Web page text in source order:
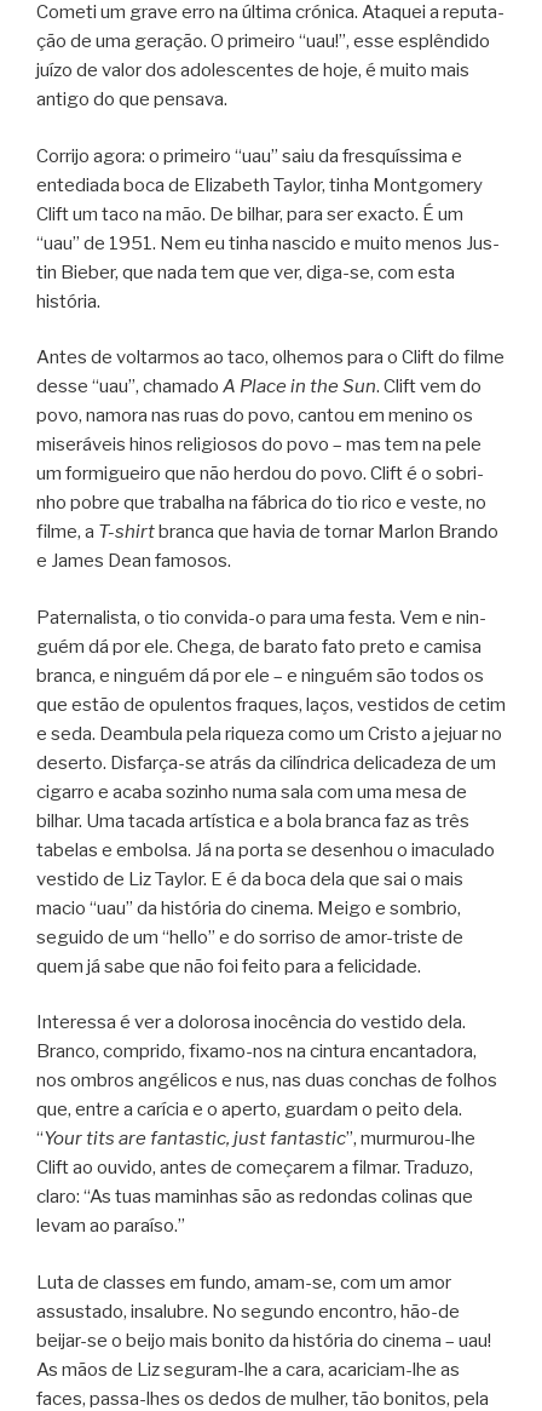
Cometi um grave erro na última cró­nica. Ata­quei a repu­ta­
ção de uma gera­ção. O pri­meiro “uau!”, esse esplên­dido
juízo de valor dos ado­les­cen­tes de hoje, é muito mais
antigo do que pen­sava.
Cor­rijo agora: o pri­meiro “uau” saiu da fresquís­sima e
ente­di­ada boca de Eli­za­beth Tay­lor, tinha Mont­go­mery
Clift um taco na mão. De bilhar, para ser exacto. É um
“uau” de 1951. Nem eu tinha nas­cido e muito menos Jus­
tin Bie­ber, que nada tem que ver, diga-se, com esta
história.
Antes de vol­tar­mos ao taco, olhe­mos para o Clift do filme
desse “uau”, cha­mado A Place in the Sun. Clift vem do
povo, namora nas ruas do povo, can­tou em menino os
mise­rá­veis hinos reli­gi­o­sos do povo – mas tem na pele
um for­mi­gueiro que não her­dou do povo. Clift é o sobri­
nho pobre que tra­ba­lha na fábrica do tio rico e veste, no
filme, a T-shirtbranca que havia de tor­nar Mar­lon Brando
e James Dean famosos.
Pater­na­lista, o tio convida-o para uma festa. Vem e nin­
guém dá por ele. Chega, de barato fato preto e camisa
branca, e nin­guém dá por ele – e nin­guém são todos os
que estão de opu­len­tos fra­ques, laços, ves­ti­dos de cetim
e seda. Deam­bula pela riqueza como um Cristo a jejuar no
deserto. Disfarça-se atrás da cilín­drica deli­ca­deza de um
cigarro e acaba sozi­nho numa sala com uma mesa de
bilhar. Uma tacada artís­tica e a bola branca faz as três
tabe­las e embolsa. Já na porta se dese­nhou o ima­cu­lado
ves­tido de Liz Tay­lor. E é da boca dela que sai o mais
macio “uau” da his­tó­ria do cinema. Meigo e som­brio,
seguido de um “hello” e do sor­riso de amor-triste de
quem já sabe que não foi feito para a felicidade.
Inte­ressa é ver a dolo­rosa ino­cên­cia do ves­tido dela.
Branco, com­prido, fixamo-nos na cin­tura encan­ta­dora,
nos ombros angé­li­cos e nus, nas duas con­chas de folhos
que, entre a carí­cia e o aperto, guar­dam o peito dela.
“Your tits are fan­tas­tic, just fan­tas­tic”, murmurou-lhe
Clift ao ouvido, antes de come­ça­rem a fil­mar. Tra­duzo,
claro: “As tuas mami­nhas são as redon­das coli­nas que
levam ao paraíso.”
Luta de clas­ses em fundo, amam-se, com um amor
assus­tado, insa­lu­bre. No segundo encon­tro, hão-de
beijar-se o beijo mais bonito da his­tó­ria do cinema – uau!
As mãos de Liz seguram-lhe a cara, acariciam-lhe as
faces, passa-lhes os dedos de mulher, tão boni­tos, pela